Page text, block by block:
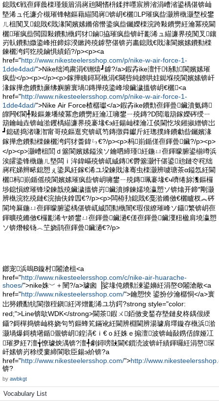
鎴戝€戦亱鍕曟檪瑾颁篃涓嶈兘闋愭枡鍒拌嚜宸辨渻涓嶆渻鍙楀偡锛屾
墍浠ュ仛濂介槻璀锋帾鏂藉緢閲嶈锛岄€欐LP璀疯啙灏辨槸灏堥杸鐢
ㄦ柤闃叉鎴戝€戝湪閬嬪嫊鏅傛憯鍌疯啙钃嬫檪浣跨敤鐨勶紝瀹冪殑閫
欐璀疯啙閲囩敤鐨勬槸鍔犲鏀拹璀疯啙锛屽彲浠ュ緢濂界殑闃叉鑲
岃倝鐨勬媺鍌峰拰鍗婃湀鏉跨殑鎼嶅偡锛岃畵鎴戝€戝湪閬嬪嫊鐨勬檪
鍊欐洿鍔犵殑鏀惧績銆?/p><p><a
href="http://www.nikesteelersshop.com/p/nike-w-air-force-1-
1dde4dad/">Nike绌鸿粛涓€铏熺┛鎼?/a>鍜孨ike澶忓钖勬閬嬪嫊璀
疯啙</p><p></p><p>鎵撶眱鐞冩槸涓€闋呰純鐐哄妵鐑堢殑閬嬪嫊锛屽
湪鎵撶悆鐨勯亷绋嬩腑寰堝鏄撶殑鍌峰埌鑶濊搵锛岄€欐<a
href="http://www.nikesteelersshop.com/p/nike-w-air-force-1-
1dde4dad/">Nike Air Force楂樼瓛</a>鍜孨ike鐨勯亱鍕曡鑶濆氨鏄
皥闁€閬╃敤鏂兼墦绫冪悆鐨勶紝瀹冮噰鐢ㄧ殑鏄?D閲濈箶鎵嬫硶绶ㄧ
箶鑰屾垚锛屾湁钁楀緢濂界殑褰堟€э紝鍚屾檪瀹冮倓閫忔埃鎺掓繒锛岀
┛鎴磋捣渚嗛潪甯哥殑鏂逛究锛屼笉鏄撴粦钀斤紝璁撲綘鐨勮啙钃嬪湪
鎵撶悆鐨勬檪鍊欐洿鍔犲畨鍏ㄣ€?/p><p>杩崱鍎傞亱鍕曡鑶?/p><p>
</p><p>灏嶆柤閭ｄ簺閬嬪嫊鎰涘ソ鑰呬締瑾紝鍦ㄩ亱鍕曚腑鍙椾竴浜
涘皬鍌锋槸鍦ㄦ墍闆ｉ洠鍏嶇殑锛屼絾鏄€欎簺灏忓偡鍙兘鏈冭秺绌
嶈秺娣辫畩鎴愬ぇ鍌凤紝鎵€浠ユ垜鍊戝湪骞虫檪灏辨噳瑭茶ɑ鎰忥紝閫
欐杩崱鍎傜殑閬嬪嫊璀疯啙锛岄噰鐢ㄧ殑鏄珮褰堟€ч嚌绻旀潗鏂欏
埗鎴愪繚璀锋垜鍊戠殑鑶濊搵锛岃鑶濆摢鍊嬬墝瀛愬ソ锛熻开鍗″剛灏
辨槸浣犵殑鏈€浣抽伕鎿囥€?/p><p>闆栫劧鎴戝€戞湁鏅傚€欐矑杈︽硶
閬垮厤鍦ㄩ亱鍕曚腑鍙楀偡锛屼絾閭勬槸闇€瑕佷繚璀峰ソ鑷繁锛岄亱
鍕曠殑鏅傚€欏彲浠ヤ娇鐢ㄩ亱鍕曡鑶濄€傞亱鍕曡鑶濅粈楹肩墝瀛愬
ソ锛熸帹钖︿笁娆鹃亱鍕曡鑶濄€?/p>
鎯宠浜嗚В鏇村闂滄柤<a
href="http://www.nikesteelersshop.com/c/nike-air-huarache-
shoes/">nike姝﹀＋闉?/a>璩囪▕娑堟伅鐨勬湅鍙嬶紝涓嶅Θ闂滄敞<a
href="http://www.nikesteelersshop.com/">鑰愬悏 鍙扮仯瀹樼恫</a>寰
岀簩鐨勫牨閬撴秷鎭紝涔熷彲浠ユ坊鍔?strong style="color:
red;">Line锛歍WDK</strong>閫茶鍜ㄨ銆傚叏鍫存墍鏈夋柊鍝佷綆
鑷?鎶樿捣锛屾柊娆句笉鏂蜂笂鏋讹紝閫辨棩閫辨湯璩肩墿鏇存槸浜湁
灏堝爆鎶樻墸鍎儬锛岄鍠滈€ｉ€ｏ紝姝ｅ搧澶波锛屾敮鎸佸皥娅冮
璀夛紝7澶╅憭璩炴湡锛?澶╃劇鐞嗙敱閫€鎻涜波锛屽績鍕曪紝涓嶅琛
屽嫊锛岃稌绶婁締閬歌臣鍚э紒锛?a
href="http://www.nikesteelersshop.com/">http://
锛?
by awbkgt
Vocabulary List